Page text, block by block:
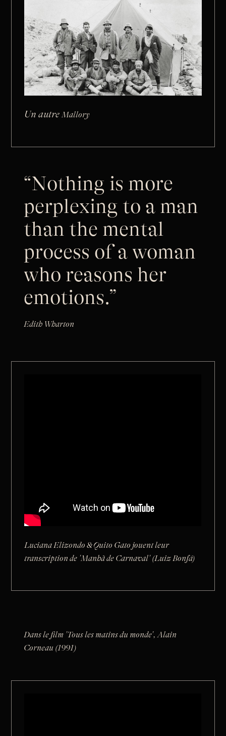
Un autreMallory
“Nothing is more
perplexing to a man
than the mental
process of a woman
who reasons her
emotions.”
Edith Wharton
Luciana Elizondo & Quito Gato jouent leur
transcription de 'Manhã de Carnaval' (Luiz Bonfá)
Dans le film 'Tous les matins du monde', Alain
Corneau (1991)